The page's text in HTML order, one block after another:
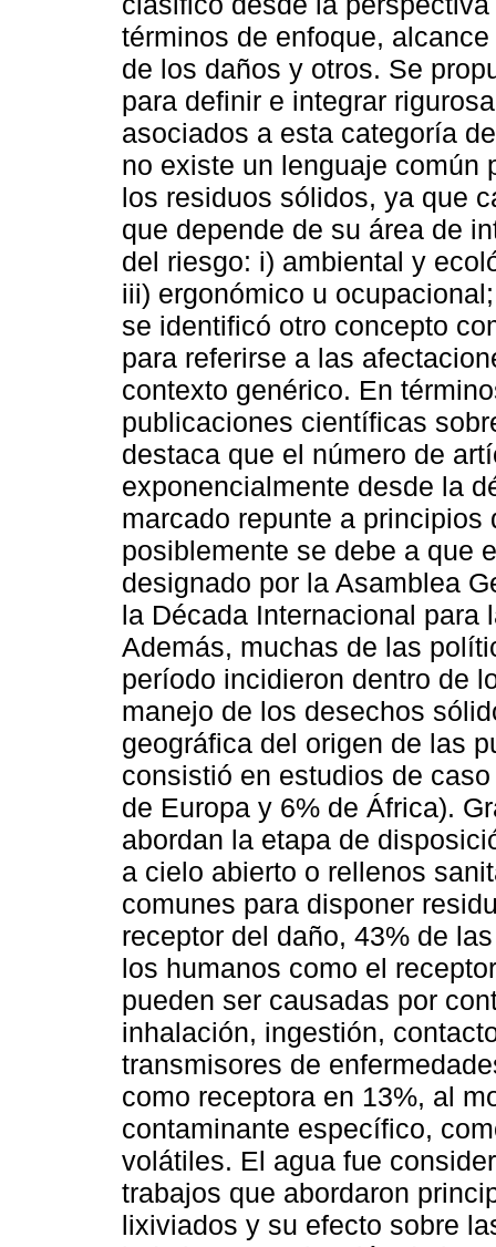
términos de enfoque,
de los daños y otros. Se
para definir e integrar
asociados a esta categoría
no existe un lenguaje común
los residuos sólidos, ya que
que depende de su área de
del riesgo: i) ambiental y
iii) ergonómico u
se identificó otro concepto
para referirse a las
contexto genérico. En
publicaciones científicas
destaca que el número de
exponencialmente desde la
marcado repunte a
posiblemente se debe a que
designado por la Asamblea
la Década Internacional para
Además, muchas de las
período incidieron dentro de
manejo de los desechos
geográfica del origen de las
consistió en estudios de
de Europa y 6% de África).
abordan la etapa de
a cielo abierto o rellenos
comunes para disponer
receptor del daño, 43% de
los humanos como el
pueden ser causadas por
inhalación, ingestión,
transmisores de
como receptora en 13%, al
contaminante específico,
volátiles. El agua fue
trabajos que abordaron
lixiviados y su efecto sobre